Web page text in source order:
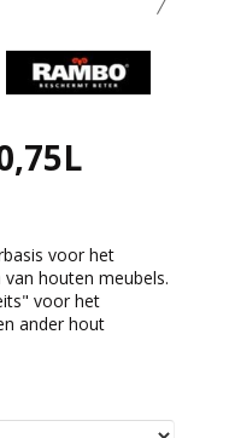
voor het
houten meubels.
voor het
ander hout